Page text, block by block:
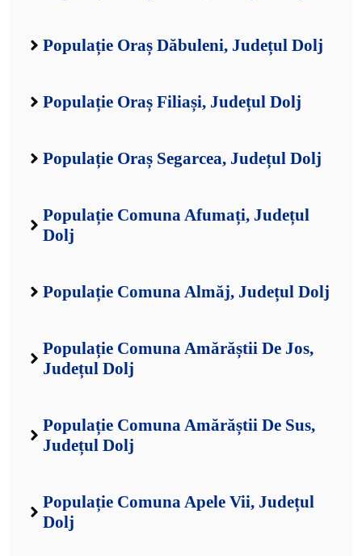
Populație Oraș Dăbuleni, Județul Dolj
Populație Oraș Filiași, Județul Dolj
Populație Oraș Segarcea, Județul Dolj
Populație Comuna Afumați, Județul
Dolj
Populație Comuna Almăj, Județul Dolj
Populație Comuna Amărăștii De Jos,
Județul Dolj
Populație Comuna Amărăștii De Sus,
Județul Dolj
Populație Comuna Apele Vii, Județul
Dolj